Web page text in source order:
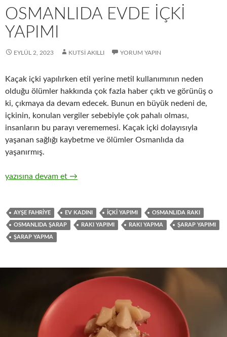
OSMANLIDA EVDE İÇKİ
YAPIMI
EYLÜL 2, 2023 KUTSI AKILLI YORUM YAPIN
Kaçak içki yapılırken etil yerine metil kullanımının neden
olduğu ölümler hakkında çok fazla haber çıktı ve görünüş o
ki, çıkmaya da devam edecek. Bunun en büyük nedeni de,
içkinin, konulan vergiler sebebiyle çok pahalı olması,
insanların bu parayı verememesi. Kaçak içki dolayısıyla
yaşanan sağlığı kaybetme ve ölümler Osmanlıda da
yaşanırmış.
OSMANLIDA EVDE İÇKİ YAPIMI
yazısına devam et →
AYŞE FAHRIYE EV KADINI IÇKI YAPIMI OSMANLIDA RAKI
OSMANLIDA ŞARAP RAKI YAPIMI RAKI YAPMA ŞARAP YAPIMI
ŞARAP YAPMA